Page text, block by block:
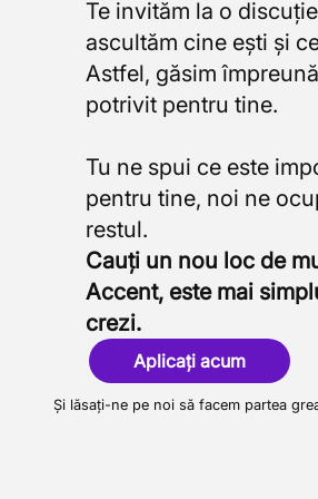
Te invităm la o
ascultăm cine ești și
Astfel, găsim
potrivit pentru tine.
Tu ne spui ce este
pentru tine, noi ne
Cauți un nou loc de
Accent, este mai
crezi.
Aplicați acum
Și lăsați-ne pe noi să facem partea